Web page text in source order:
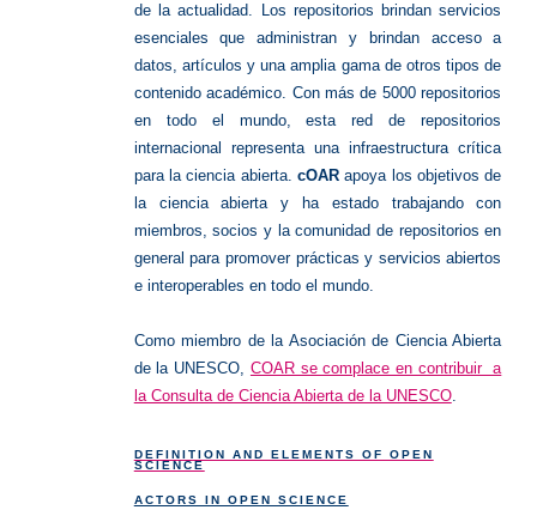
de la actualidad. Los repositorios brindan servicios
esenciales que administran y brindan acceso a
datos, artículos y una amplia gama de otros tipos de
contenido académico. Con más de 5000 repositorios
en todo el mundo, esta red de repositorios
internacional representa una infraestructura crítica
para la ciencia abierta.cOAR apoya los objetivos de
la ciencia abierta y ha estado trabajando con
miembros, socios y la comunidad de repositorios en
general para promover prácticas y servicios abiertos
e interoperables en todo el mundo.
Como miembro de la Asociación de Ciencia Abierta
de la UNESCO, COAR se complace en contribuir a
la Consulta de Ciencia Abierta de la UNESCO.
DEFINITION AND ELEMENTS OF OPEN
SCIENCE
ACTORS IN OPEN SCIENCE